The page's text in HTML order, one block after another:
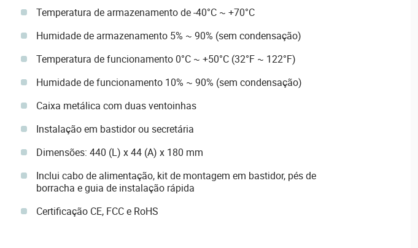
Temperatura de armazenamento de -40°C ~ +70°C
Humidade de armazenamento 5% ~ 90% (sem condensação)
Temperatura de funcionamento 0°C ~ +50°C (32°F ~ 122°F)
Humidade de funcionamento 10% ~ 90% (sem condensação)
Caixa metálica com duas ventoinhas
Instalação em bastidor ou secretária
Dimensões: 440 (L) x 44 (A) x 180 mm
Inclui cabo de alimentação, kit de montagem em bastidor, pés de
borracha e guia de instalação rápida
Certificação CE, FCC e RoHS